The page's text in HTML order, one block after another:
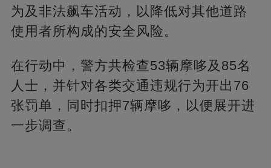
为及非法飙车活动，以降低对其他道路
使用者所构成的安全风险。
在行动中，警方共检查53辆摩哆及85名
人士，并针对各类交通违规行为开出76
张罚单，同时扣押7辆摩哆，以便展开进
一步调查。